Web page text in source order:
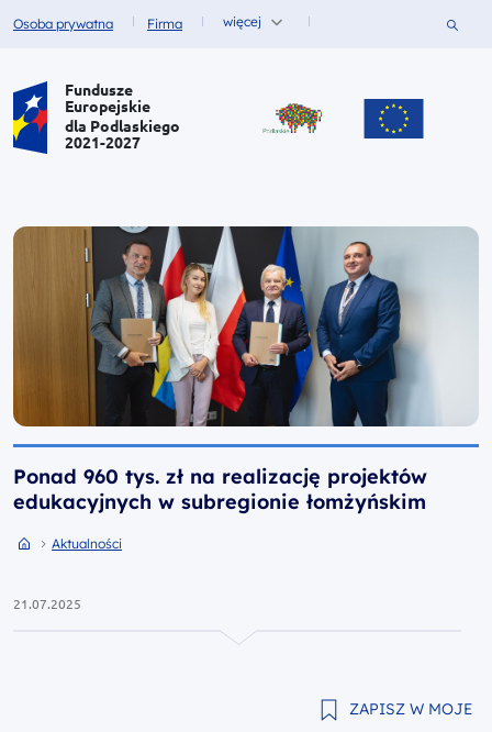
Fundusze dla
Osoba prywatna Fundusze dla
Firma więcej
Portal Funduszy Europejskich
Fundusze
Europejskie
dla Podlaskiego
2021-2027
Ponad 960 tys. zł na realizację projektów
edukacyjnych w subregionie łomżyńskim
Przejdź do strony głównej portalu
AktualnościPrzejdź do Aktualności
21.07.2025
ZAPISZ W MOJE